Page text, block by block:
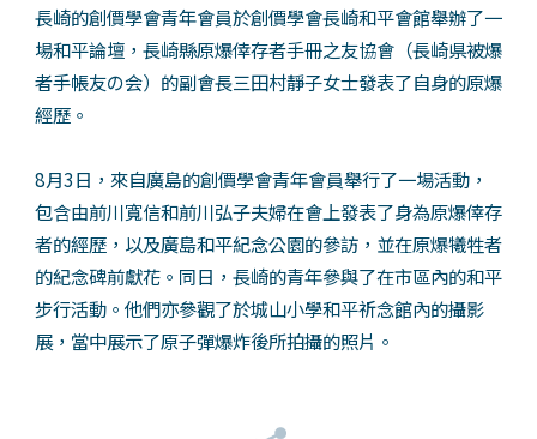
長崎的創價學會青年會員於創價學會長崎和平會館舉辦了一
場和平論壇，長崎縣原爆倖存者手冊之友協會（長崎県被爆
者手帳友の会）的副會長三田村靜子女士發表了自身的原爆
經歷。
8月3日，來自廣島的創價學會青年會員舉行了一場活動，
包含由前川寬信和前川弘子夫婦在會上發表了身為原爆倖存
者的經歷，以及廣島和平紀念公園的參訪，並在原爆犧牲者
的紀念碑前獻花。同日，長崎的青年參與了在市區內的和平
步行活動。他們亦參觀了於城山小學和平祈念館內的攝影
展，當中展示了原子彈爆炸後所拍攝的照片。